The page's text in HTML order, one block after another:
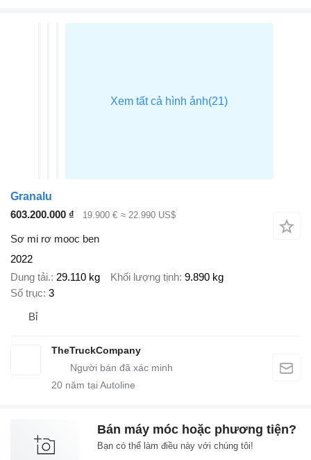
Granalu
603.200.000 ₫
19.900 € ≈ 22.990 US$
Sơ mi rơ mooc ben
2022
Dung tải. 29.110 kg Khối lượng tịnh 9.890 kg
Số trục 3
Bỉ
TheTruckCompany
20 năm tại Autoline
Bán máy móc hoặc phương tiện?
Bạn có thể làm điều này với chúng tôi!